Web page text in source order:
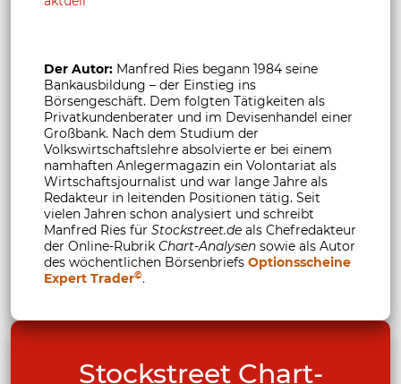
Der Autor: Manfred Ries begann 1984 seine
Bankausbildung – der Einstieg ins
Börsengeschäft. Dem folgten Tätigkeiten als
Privatkundenberater und im Devisenhandel einer
Großbank. Nach dem Studium der
Volkswirtschaftslehre absolvierte er bei einem
namhaften Anlegermagazin ein Volontariat als
Wirtschaftsjournalist und war lange Jahre als
Redakteur in leitenden Positionen tätig. Seit
vielen Jahren schon analysiert und schreibt
Manfred Ries für Stockstreet.de als Chefredakteur
der Online-Rubrik Chart-Analysen sowie als Autor
des wöchentlichen Börsenbriefs Optionsscheine
Expert Trader©.
Stockstreet Chart-